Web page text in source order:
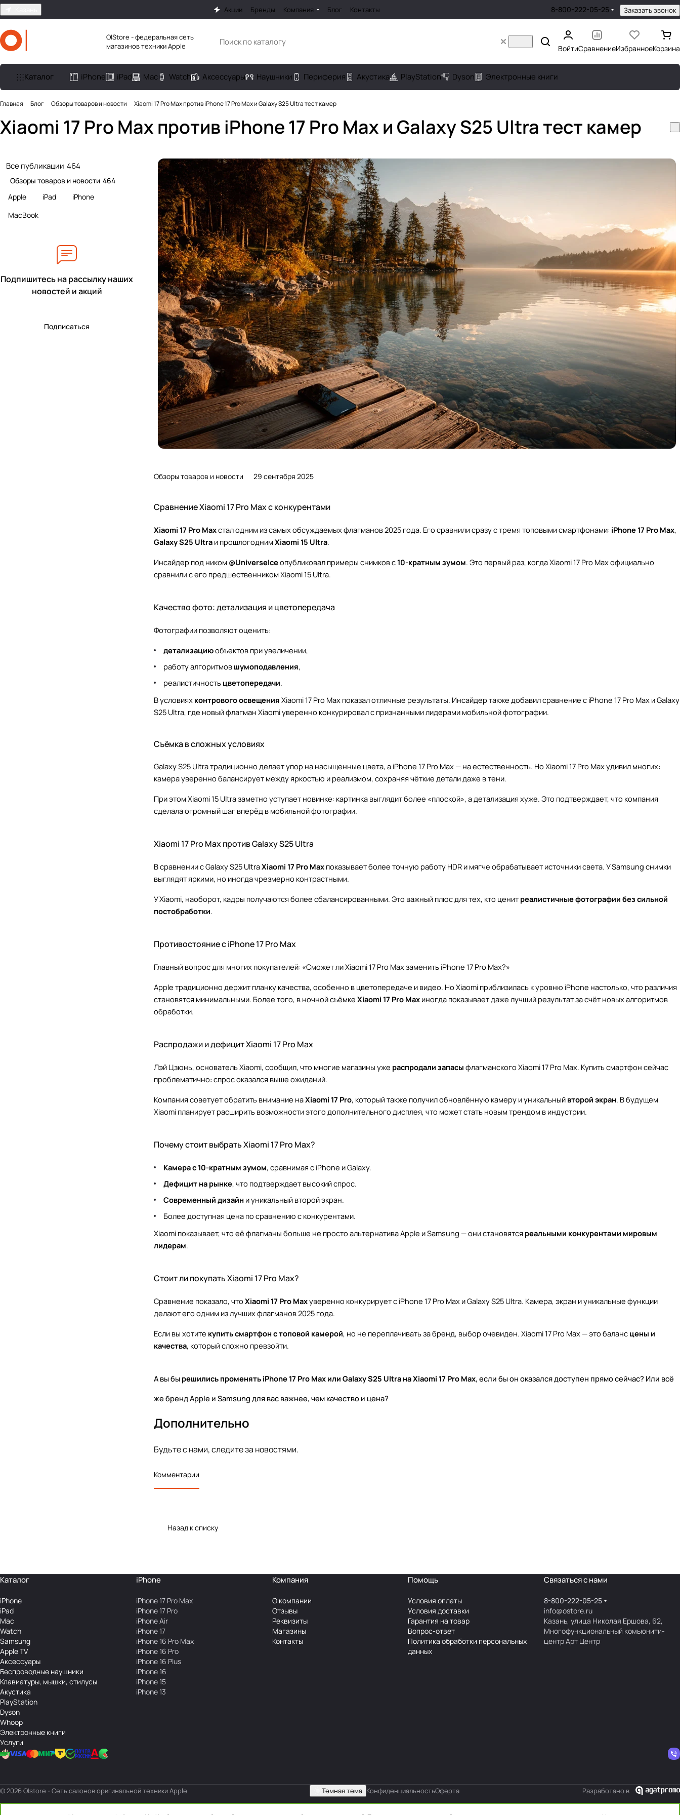
Акции Бренды Компания Блог Контакты 8-800-222-05-25 Заказать звонок
O|Store - федеральная сеть
магазинов техники Apple
ВойтиСравнениеИзбранноеКорзина
Каталог iPhone iPad Mac Watch Аксесcуары Наушники Периферия Акустика PlayStation Dyson Электронные книги
Главная Блог Обзоры товаров и новости Xiaomi 17 Pro Max против iPhone 17 Pro Max и Galaxy S25 Ultra тест камер
Xiaomi 17 Pro Max против iPhone 17 Pro Max и Galaxy S25 Ultra тест камер
Обзоры товаров и новости 29 сентября 2025
Сравнение Xiaomi 17 Pro Max с конкурентами
Xiaomi 17 Pro Maxстал одним из самых обсуждаемых флагманов 2025 года. Его сравнили сразу с тремя топовыми смартфонами: iPhone 17 Pro Max,
Galaxy S25 Ultra и прошлогоднимXiaomi 15 Ultra.
Инсайдер под ником @UniverseIceопубликовал примеры снимков с10-кратным зумом. Это первый раз, когда Xiaomi 17 Pro Max официально
сравнили с его предшественником Xiaomi 15 Ultra.
Качество фото: детализация и цветопередача
Фотографии позволяют оценить:
детализациюобъектов при увеличении,
работу алгоритмов шумоподавления,
реалистичность цветопередачи.
В условиях контрового освещения Xiaomi 17 Pro Max показал отличные результаты. Инсайдер также добавил сравнение с iPhone 17 Pro Max и Galaxy
S25 Ultra, где новый флагман Xiaomi уверенно конкурировал с признанными лидерами мобильной фотографии.
Съёмка в сложных условиях
Galaxy S25 Ultra традиционно делает упор на насыщенные цвета, а iPhone 17 Pro Max — на естественность. Но Xiaomi 17 Pro Max удивил многих:
камера уверенно балансирует между яркостью и реализмом, сохраняя чёткие детали даже в тени.
При этом Xiaomi 15 Ultra заметно уступает новинке: картинка выглядит более «плоской», а детализация хуже. Это подтверждает, что компания
сделала огромный шаг вперёд в мобильной фотографии.
Xiaomi 17 Pro Max против Galaxy S25 Ultra
В сравнении с Galaxy S25 UltraXiaomi 17 Pro Max показывает более точную работу HDR и мягче обрабатывает источники света. У Samsung снимки
выглядят яркими, но иногда чрезмерно контрастными.
У Xiaomi, наоборот, кадры получаются более сбалансированными. Это важный плюс для тех, кто ценит реалистичные фотографии без сильной
постобработки.
Противостояние с iPhone 17 Pro Max
Главный вопрос для многих покупателей: «Сможет ли Xiaomi 17 Pro Max заменить iPhone 17 Pro Max?»
Apple традиционно держит планку качества, особенно в цветопередаче и видео. Но Xiaomi приблизилась к уровню iPhone настолько, что различия
становятся минимальными. Более того, в ночной съёмке Xiaomi 17 Pro Max иногда показывает даже лучший результат за счёт новых алгоритмов
обработки.
Распродажи и дефицит Xiaomi 17 Pro Max
Лэй Цзюнь, основатель Xiaomi, сообщил, что многие магазины уже распродали запасы флагманского Xiaomi 17 Pro Max. Купить смартфон сейчас
проблематично: спрос оказался выше ожиданий.
Компания советует обратить внимание наXiaomi 17 Pro, который также получил обновлённую камеру и уникальный второй экран. В будущем
Xiaomi планирует расширить возможности этого дополнительного дисплея, что может стать новым трендом в индустрии.
Почему стоит выбрать Xiaomi 17 Pro Max?
Камера с 10-кратным зумом, сравнимая с iPhone и Galaxy.
Дефицит на рынке, что подтверждает высокий спрос.
Современный дизайн и уникальный второй экран.
Более доступная цена по сравнению с конкурентами.
Xiaomi показывает, что её флагманы больше не просто альтернатива Apple и Samsung — они становятся реальными конкурентами мировым
лидерам.
Стоит ли покупать Xiaomi 17 Pro Max?
Сравнение показало, что Xiaomi 17 Pro Maxуверенно конкурирует с iPhone 17 Pro Max и Galaxy S25 Ultra. Камера, экран и уникальные функции
делают его одним из лучших флагманов 2025 года.
Если вы хотите купить смартфон с топовой камерой, но не переплачивать за бренд, выбор очевиден. Xiaomi 17 Pro Max — это баланс цены и
качества, который сложно превзойти.
А вы бы решились променять iPhone 17 Pro Max или Galaxy S25 Ultra на Xiaomi 17 Pro Max, если бы он оказался доступен прямо сейчас? Или всё
же бренд Apple и Samsung для вас важнее, чем качество и цена?
Дополнительно
Будьте с нами, следите за новостями.
Комментарии
Назад к списку
Все публикации 464
Обзоры товаров и новости 464
Apple
iPad
iPhone
MacBook
Подпишитесь на рассылку наших
новостей и акций
Подписаться
Каталог
iPhone
iPad
Mac
Watch
Samsung
Apple TV
Аксесcуары
Беcпроводные наушники
Клавиатуры, мышки, стилусы
Акустика
PlayStation
Dyson
Whoop
Электронные книги
Услуги
iPhone
iPhone 17 Pro Max
iPhone 17 Pro
iPhone Air
iPhone 17
iPhone 16 Pro Max
iPhone 16 Pro
iPhone 16 Plus
iPhone 16
iPhone 15
iPhone 13
Компания
О компании
Отзывы
Реквизиты
Магазины
Контакты
Помощь
Условия оплаты
Условия доставки
Гарантия на товар
Вопрос-ответ
Политика обработки персональных
данных
Связаться с нами
8-800-222-05-25
info@ostore.ru
Казань, улица Николая Ершова, 62,
Многофункциональный комьюнити-
центр Арт Центр
© 2026 O|store - Сеть салонов оригинальной техники Apple Темная тема КонфиденциальностьОферта Разработано в